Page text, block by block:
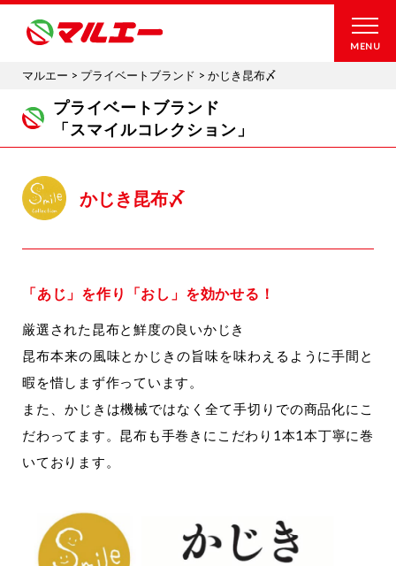
MENU
マルエー > プライベートブランド > かじき昆布〆
プライベートブランド
「スマイルコレクション」
かじき昆布〆
「あじ」を作り「おし」を効かせる！
厳選された昆布と鮮度の良いかじき
昆布本来の風味とかじきの旨味を味わえるように手間と
暇を惜しまず作っています。
また、かじきは機械ではなく全て手切りでの商品化にこ
だわってます。昆布も手巻きにこだわり1本1本丁寧に巻
いております。